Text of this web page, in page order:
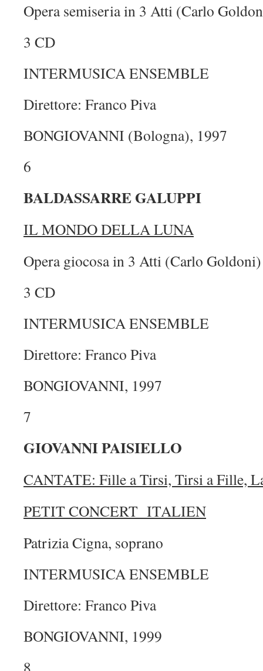
Opera semiseria in 3 Atti (Carlo
3 CD
INTERMUSICA ENSEMBLE
Direttore: Franco Piva
BONGIOVANNI (Bologna), 1997
6
BALDASSARRE GALUPPI
IL MONDO DELLA LUNA
Opera giocosa in 3 Atti (Carlo Goldoni)
3 CD
INTERMUSICA ENSEMBLE
Direttore: Franco Piva
BONGIOVANNI, 1997
7
GIOVANNI PAISIELLO
CANTATE: Fille a Tirsi, Tirsi a Fille,
PETIT CONCERT ITALIEN
Patrizia Cigna, soprano
INTERMUSICA ENSEMBLE
Direttore: Franco Piva
BONGIOVANNI, 1999
8